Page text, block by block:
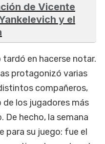
de Vicente
y el
tardó en hacerse notar.
protagonizó varias
compañeros,
los jugadores más
hecho, la semana
para su juego: fue el